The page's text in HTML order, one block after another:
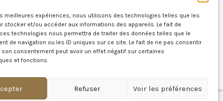
meilleures expériences, nous utilisons des technologies telles que les
stocker et/ou accéder aux informations des appareils. Le fait de
technologies nous permettra de traiter des données telles que le
de navigation ou les ID uniques sur ce site. Le fait de ne pas consentir
son consentement peut avoir un effet négatif sur certaines
et fonctions.
Refuser Voir les préférences